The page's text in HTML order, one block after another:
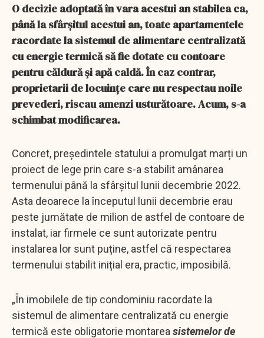
O decizie adoptată în vara acestui an stabilea ca,
până la sfârșitul acestui an, toate apartamentele
racordate la sistemul de alimentare centralizată
cu energie termică să fie dotate cu contoare
pentru căldură și apă caldă. În caz contrar,
proprietarii de locuințe care nu respectau noile
prevederi, riscau amenzi usturătoare. Acum, s-a
schimbat modificarea.
Concret, președintele statului a promulgat marți un
proiect de lege prin care s-a stabilit amânarea
termenului până la sfârșitul lunii decembrie 2022.
Asta deoarece la începutul lunii decembrie erau
peste jumătate de milion de astfel de contoare de
instalat, iar firmele ce sunt autorizate pentru
instalarea lor sunt puține, astfel că respectarea
termenului stabilit inițial era, practic, imposibilă.
„În imobilele de tip condominiu racordate la
sistemul de alimentare centralizată cu energie
termică este obligatorie montarea sistemelor de